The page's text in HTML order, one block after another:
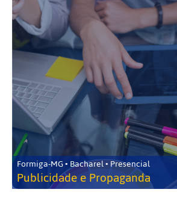
Formiga-MG • Bacharel • Presencial
Publicidade e Propaganda